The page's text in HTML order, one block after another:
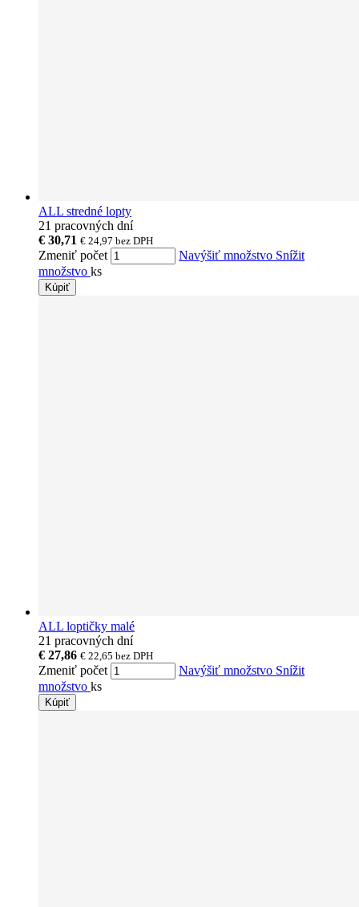
ALL stredné lopty
21 pracovných dní
€ 30,71 € 24,97 bez DPH
Zmeniť počet Navýšiť množstvo Snížit
množstvo ks
Kúpiť
ALL loptičky malé
21 pracovných dní
€ 27,86 € 22,65 bez DPH
Zmeniť počet Navýšiť množstvo Snížit
množstvo ks
Kúpiť